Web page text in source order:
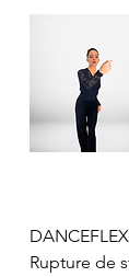
DANCEFLEX
Rupture de